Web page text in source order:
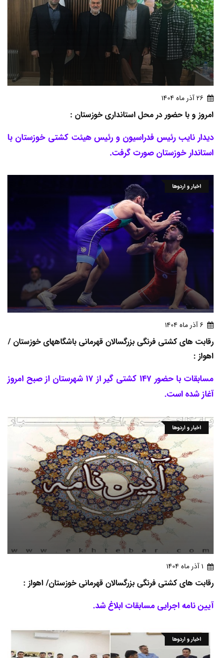
26 آذر ماه 1404
امروز و با حضور در محل استانداری خوزستان :
دیدار نایب رئیس فدراسیون و رئیس هیئت کشتی خوزستان با
استاندار خوزستان صورت گرفت.
اخبار و اردوها
6 آذر ماه 1404
رقابت های کشتی فرنگی بزرگسالان قهرمانی باشگاههای خوزستان /
اهواز :
مسابقات با حضور 147 کشتی گیر از 17 شهرستان از صبح امروز
آغاز شده است.
اخبار و اردوها
1 آذر ماه 1404
رقابت های کشتی فرنگی بزرگسالان قهرمانی خوزستان/ اهواز :
آیین نامه اجرایی مسابقات ابلاغ شد.
اخبار و اردوها